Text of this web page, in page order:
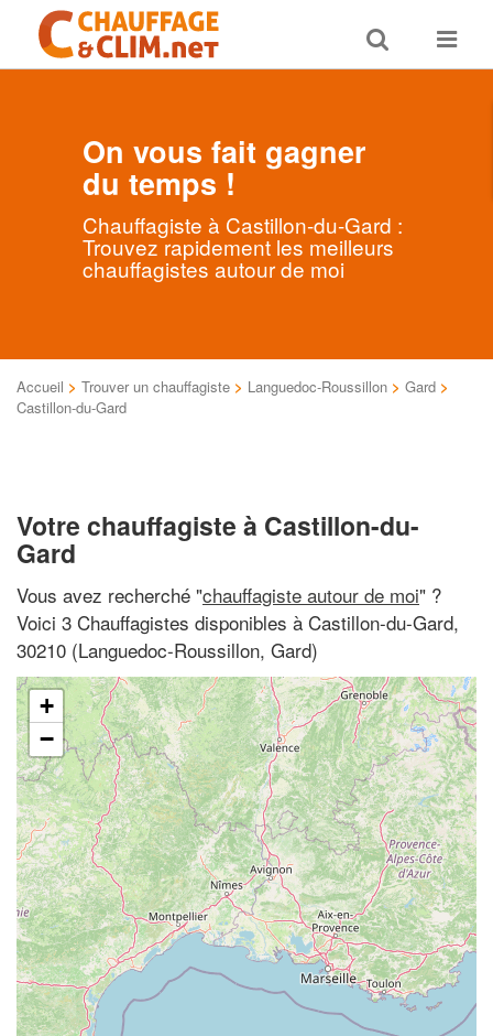
Toggle
search
Toggle
On vous fait gagner
du temps !
Chauffagiste à Castillon-du-Gard :
Trouvez rapidement les meilleurs
chauffagistes autour de moi
Accueil > Trouver un chauffagiste > Languedoc-Roussillon > Gard >
Castillon-du-Gard
Votre chauffagiste à Castillon-du-
Gard
Vous avez recherché "chauffagiste autour de moi" ?
Voici 3 Chauffagistes disponibles à Castillon-du-Gard,
30210 (Languedoc-Roussillon, Gard)
+
−